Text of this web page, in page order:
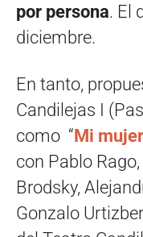
por persona. El
diciembre.
En tanto,
Candilejas I
como “Mi
con Pablo
Brodsky,
Gonzalo